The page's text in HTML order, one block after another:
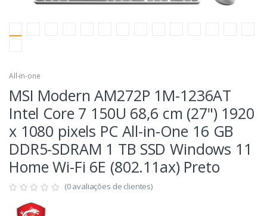
All-in-one
MSI Modern AM272P 1M-1236AT
Intel Core 7 150U 68,6 cm (27") 1920
x 1080 pixels PC All-in-One 16 GB
DDR5-SDRAM 1 TB SSD Windows 11
Home Wi-Fi 6E (802.11ax) Preto
(0 avaliações de clientes)